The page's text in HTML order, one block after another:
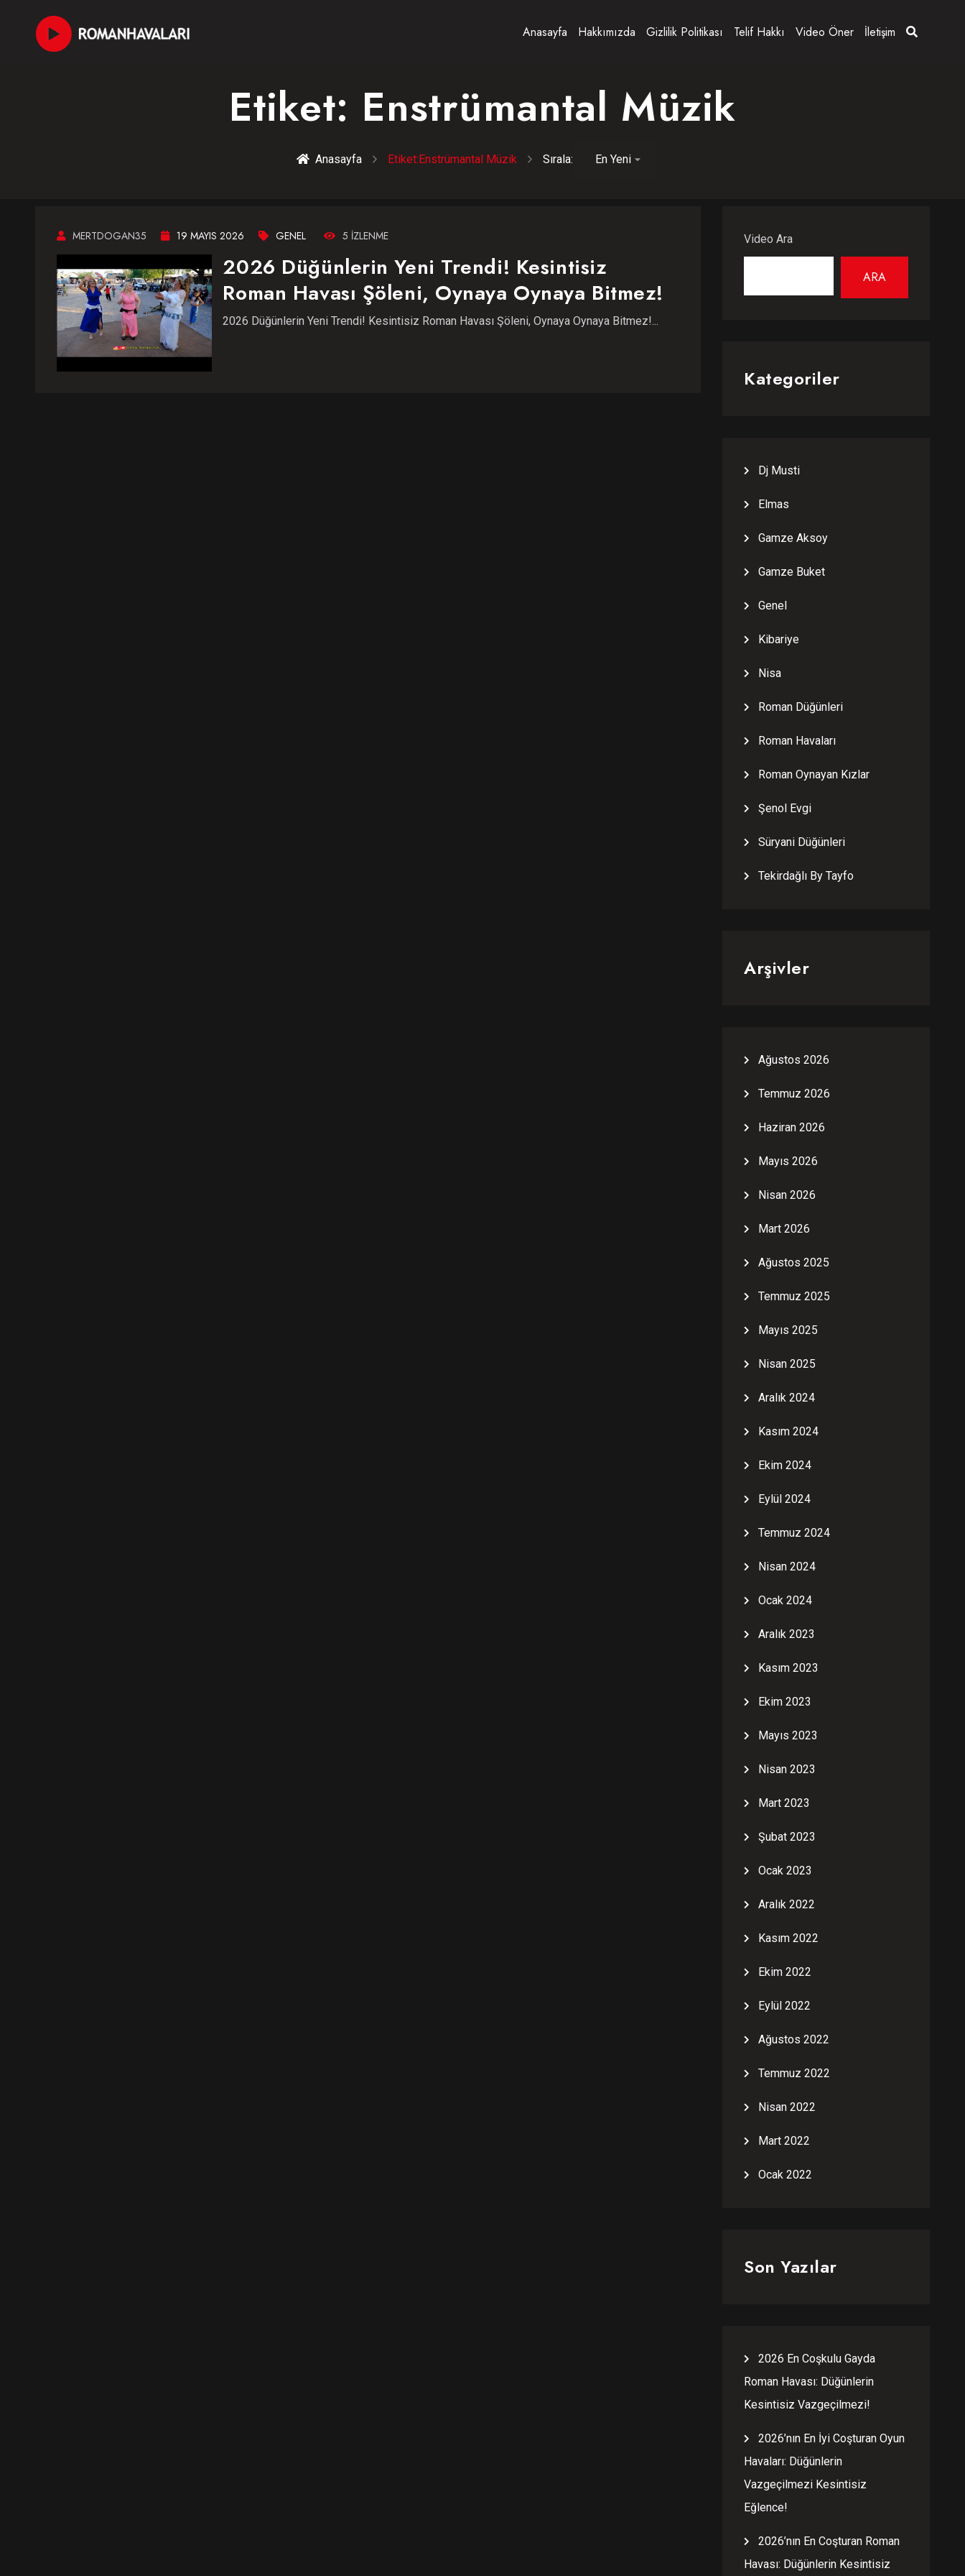
Anasayfa Hakkımızda Gizlilik Politikası Telif Hakkı Video Öner İletişim
Etiket: Enstrümantal Müzik
Anasayfa Etiket:Enstrümantal Müzik Sırala:
MERTDOGAN35 19 MAYIS 2026 GENEL 5 IZLENME
2026 Düğünlerin Yeni Trendi! Kesintisiz
Roman Havası Şöleni, Oynaya Oynaya Bitmez!
2026 Düğünlerin Yeni Trendi! Kesintisiz Roman Havası Şöleni, Oynaya Oynaya Bitmez!...
Video Ara
ARA
Kategoriler
Dj Musti
Elmas
Gamze Aksoy
Gamze Buket
Genel
Kibariye
Nisa
Roman Düğünleri
Roman Havaları
Roman Oynayan Kızlar
Şenol Evgi
Süryani Düğünleri
Tekirdağlı By Tayfo
Arşivler
Ağustos 2026
Temmuz 2026
Haziran 2026
Mayıs 2026
Nisan 2026
Mart 2026
Ağustos 2025
Temmuz 2025
Mayıs 2025
Nisan 2025
Aralık 2024
Kasım 2024
Ekim 2024
Eylül 2024
Temmuz 2024
Nisan 2024
Ocak 2024
Aralık 2023
Kasım 2023
Ekim 2023
Mayıs 2023
Nisan 2023
Mart 2023
Şubat 2023
Ocak 2023
Aralık 2022
Kasım 2022
Ekim 2022
Eylül 2022
Ağustos 2022
Temmuz 2022
Nisan 2022
Mart 2022
Ocak 2022
Son Yazılar
2026 En Coşkulu Gayda
Roman Havası: Düğünlerin
Kesintisiz Vazgeçilmezi!
2026’nın En İyi Coşturan Oyun
Havaları: Düğünlerin
Vazgeçilmezi Kesintisiz
Eğlence!
2026’nın En Coşturan Roman
Havası: Düğünlerin Kesintisiz